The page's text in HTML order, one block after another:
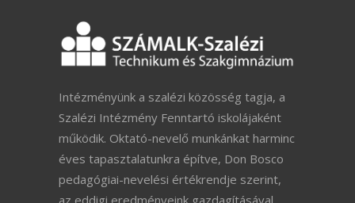
Intézményünk a szalézi közösség tagja, a
Szalézi Intézmény Fenntartó iskolájaként
működik. Oktató-nevelő munkánkat harminc
éves tapasztalatunkra építve, Don Bosco
pedagógiai-nevelési értékrendje szerint,
az eddigi eredményeink gazdagításával